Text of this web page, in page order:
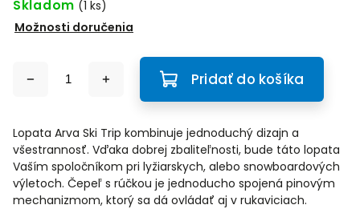
Skladom (1 ks)
Možnosti doručenia
Pridať do košíka
Lopata Arva Ski Trip kombinuje jednoduchý dizajn a
všestrannosť. Vďaka dobrej zbaliteľnosti, bude táto lopata
Vaším spoločníkom pri lyžiarskych, alebo snowboardových
výletoch. Čepeľ s rúčkou je jednoducho spojená pinovým
mechanizmom, ktorý sa dá ovládať aj v rukaviciach.